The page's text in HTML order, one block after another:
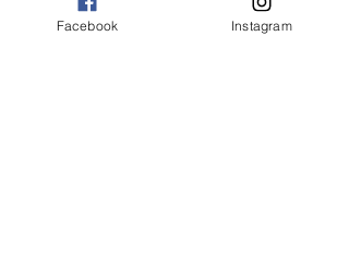
Facebook Instagram